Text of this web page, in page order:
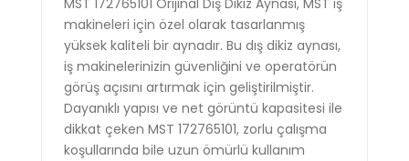
MST 172765101 Orijinal Dış Dikiz Aynası, MST iş
makineleri için özel olarak tasarlanmış
yüksek kaliteli bir aynadır. Bu dış dikiz aynası,
iş makinelerinizin güvenliğini ve operatörün
görüş açısını artırmak için geliştirilmiştir.
Dayanıklı yapısı ve net görüntü kapasitesi ile
dikkat çeken MST 172765101, zorlu çalışma
koşullarında bile uzun ömürlü kullanım